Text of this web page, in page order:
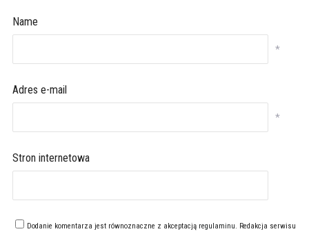
Name
*
Adres e-mail
*
Stron internetowa
Dodanie komentarza jest równoznaczne z akceptacją regulaminu. Redakcja serwisu